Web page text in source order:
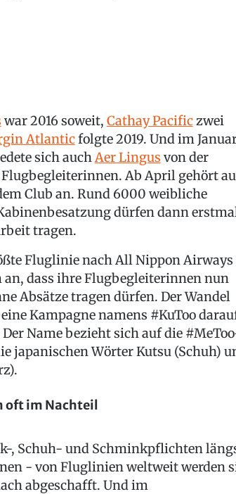
war 2016 soweit, Cathay Pacificzwei
Atlanticfolgte 2019. Und im
sich auchAer Lingus von der
Ab April gehört
Club an. Rund 6000 weibliche
dürfen dann
tragen.
Fluglinie nach All Nippon Airways
dass ihre Flugbegleiterinnen nun
Absätze tragen dürfen. Der Wandel
Kampagne namens #KuToo
Name bezieht sich auf die
japanischen Wörter Kutsu (Schuh)
oft im Nachteil
, Schuh- und Schminkpflichten
- von Fluglinien weltweit werden
abgeschafft. Und im